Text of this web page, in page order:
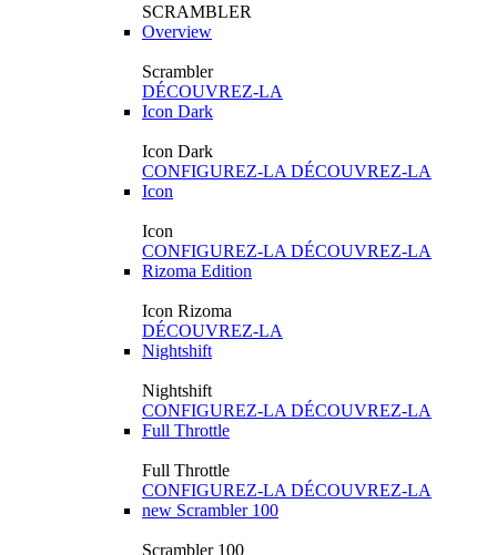
SCRAMBLER
Overview
Scrambler
DÉCOUVREZ-LA
Icon Dark
Icon Dark
CONFIGUREZ-LA DÉCOUVREZ-LA
Icon
Icon
CONFIGUREZ-LA DÉCOUVREZ-LA
Rizoma Edition
Icon Rizoma
DÉCOUVREZ-LA
Nightshift
Nightshift
CONFIGUREZ-LA DÉCOUVREZ-LA
Full Throttle
Full Throttle
CONFIGUREZ-LA DÉCOUVREZ-LA
new Scrambler 100
Scrambler 100